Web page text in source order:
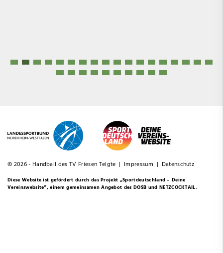
© 2026 - Handball des TV Friesen Telgte | Impressum | Datenschutz
Diese Website ist gefördert durch das Projekt „Sportdeutschland – Deine
Vereinswebsite”, einem gemeinsamen Angebot des DOSB und NETZCOCKTAIL.